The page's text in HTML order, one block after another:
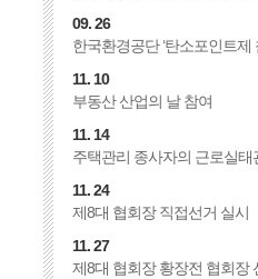
09. 26
한국환경공단 ‘탄소포인트제
11. 10
부동산 산업의 날 참여
11. 14
주택관리 종사자의 근로실태
11. 24
제8대 협회장 직접선거 실시
11. 27
제8대 협회장 황장전 협회장